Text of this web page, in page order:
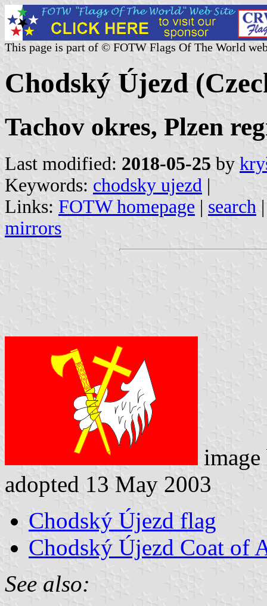
This page is part of © FOTW Flags Of The World
Chodský Újezd
Tachov okres, Plzen
Last modified: 2018-05-25 by
Keywords: chodsky ujezd |
Links: FOTW homepage | search
mirrors
adopted 13 May 2003
Chodský Újezd flag
Chodský Újezd Coat of
See also: